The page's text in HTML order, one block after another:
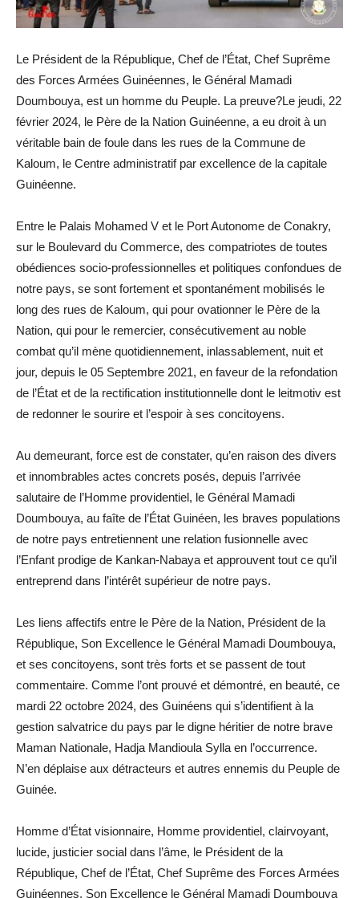
Le Président de la République, Chef de l’État, Chef Suprême
des Forces Armées Guinéennes, le Général Mamadi
Doumbouya, est un homme du Peuple. La preuve?Le jeudi, 22
février 2024, le Père de la Nation Guinéenne, a eu droit à un
véritable bain de foule dans les rues de la Commune de
Kaloum, le Centre administratif par excellence de la capitale
Guinéenne.
Entre le Palais Mohamed V et le Port Autonome de Conakry,
sur le Boulevard du Commerce, des compatriotes de toutes
obédiences socio-professionnelles et politiques confondues de
notre pays, se sont fortement et spontanément mobilisés le
long des rues de Kaloum, qui pour ovationner le Père de la
Nation, qui pour le remercier, consécutivement au noble
combat qu’il mène quotidiennement, inlassablement, nuit et
jour, depuis le 05 Septembre 2021, en faveur de la refondation
de l’État et de la rectification institutionnelle dont le leitmotiv est
de redonner le sourire et l’espoir à ses concitoyens.
Au demeurant, force est de constater, qu’en raison des divers
et innombrables actes concrets posés, depuis l’arrivée
salutaire de l’Homme providentiel, le Général Mamadi
Doumbouya, au faîte de l’État Guinéen, les braves populations
de notre pays entretiennent une relation fusionnelle avec
l’Enfant prodige de Kankan-Nabaya et approuvent tout ce qu’il
entreprend dans l’intérêt supérieur de notre pays.
Les liens affectifs entre le Père de la Nation, Président de la
République, Son Excellence le Général Mamadi Doumbouya,
et ses concitoyens, sont très forts et se passent de tout
commentaire. Comme l’ont prouvé et démontré, en beauté, ce
mardi 22 octobre 2024, des Guinéens qui s’identifient à la
gestion salvatrice du pays par le digne héritier de notre brave
Maman Nationale, Hadja Mandioula Sylla en l’occurrence.
N’en déplaise aux détracteurs et autres ennemis du Peuple de
Guinée.
Homme d’État visionnaire, Homme providentiel, clairvoyant,
lucide, justicier social dans l’âme, le Président de la
République, Chef de l’État, Chef Suprême des Forces Armées
Guinéennes, Son Excellence le Général Mamadi Doumbouya